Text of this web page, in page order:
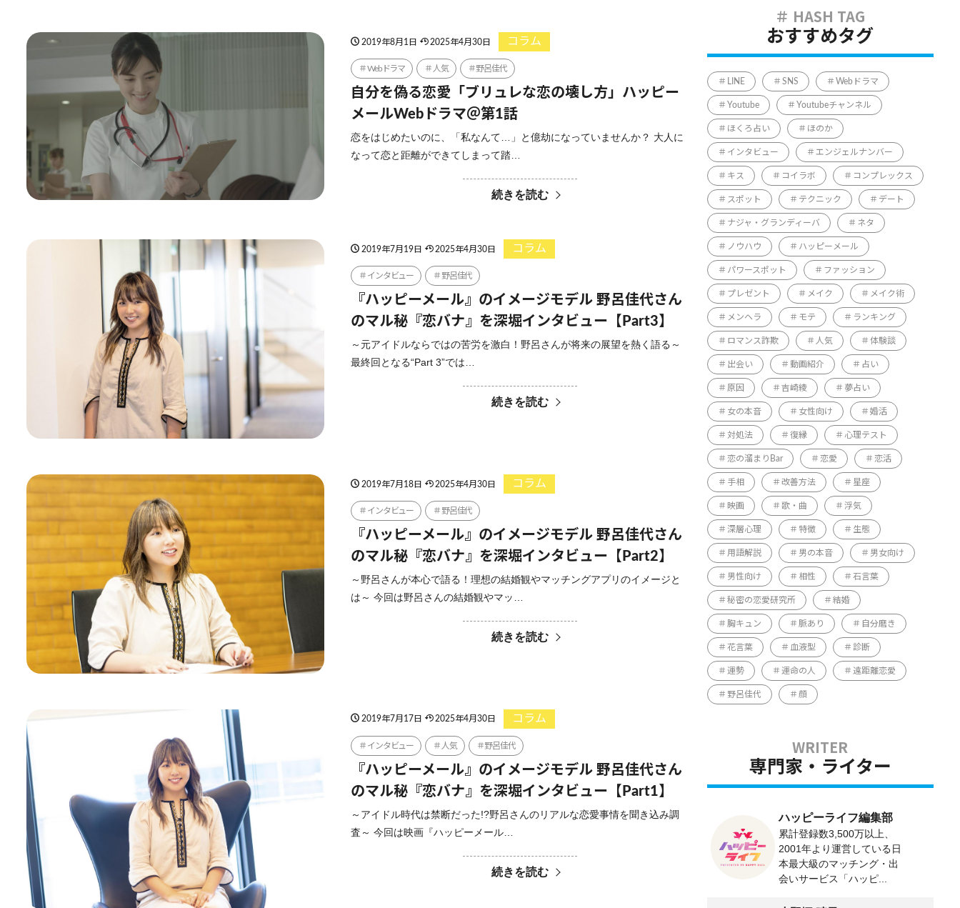
2019年8月1日 2025年4月30日 コラム
Webドラマ 人気 野呂佳代
自分を偽る恋愛「ブリュレな恋の壊し方」ハッピー
メールWebドラマ＠第1話
恋をはじめたいのに、「私なんて…」と億劫になっていませんか？ 大人に
なって恋と距離ができてしまって踏…
続きを読む
2019年7月19日 2025年4月30日 コラム
インタビュー 野呂佳代
『ハッピーメール』のイメージモデル 野呂佳代さん
のマル秘『恋バナ』を深堀インタビュー【Part3】
～元アイドルならではの苦労を激白！野呂さんが将来の展望を熱く語る～
最終回となる“Part 3”では…
続きを読む
2019年7月18日 2025年4月30日 コラム
インタビュー 野呂佳代
『ハッピーメール』のイメージモデル 野呂佳代さん
のマル秘『恋バナ』を深堀インタビュー【Part2】
～野呂さんが本心で語る！理想の結婚観やマッチングアプリのイメージと
は～ 今回は野呂さんの結婚観やマッ…
続きを読む
2019年7月17日 2025年4月30日 コラム
インタビュー 人気 野呂佳代
『ハッピーメール』のイメージモデル 野呂佳代さん
のマル秘『恋バナ』を深堀インタビュー【Part1】
～アイドル時代は禁断だった!?野呂さんのリアルな恋愛事情を聞き込み調
査～ 今回は映画『ハッピーメール…
続きを読む
おすすめタグ
LINE SNS Webドラマ
Youtube Youtubeチャンネル
ほくろ占い ほのか
インタビュー エンジェルナンバー
キス コイラボ コンプレックス
スポット テクニック デート
ナジャ・グランディーバ ネタ
ノウハウ ハッピーメール
パワースポット ファッション
プレゼント メイク メイク術
メンヘラ モテ ランキング
ロマンス詐欺 人気 体験談
出会い 動画紹介 占い
原因 吉崎綾 夢占い
女の本音 女性向け 婚活
対処法 復縁 心理テスト
恋の溜まりBar 恋愛 恋活
手相 改善方法 星座
映画 歌・曲 浮気
深層心理 特徴 生態
用語解説 男の本音 男女向け
男性向け 相性 石言葉
秘密の恋愛研究所 結婚
胸キュン 脈あり 自分磨き
花言葉 血液型 診断
運勢 運命の人 遠距離恋愛
野呂佳代 顔
専門家・ライター
ハッピーライフ編集部
累計登録数3,500万以上、
2001年より運営している日
本最大級のマッチング・出
会いサービス「ハッピ...